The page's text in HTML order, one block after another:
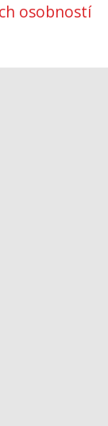
osobností